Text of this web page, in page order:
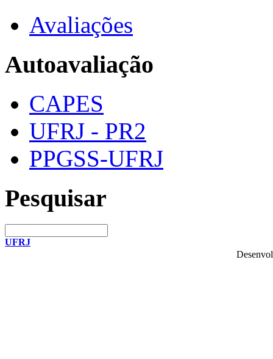
Avaliações
Autoavaliação
CAPES
UFRJ - PR2
PPGSS-UFRJ
Pesquisar
UFRJ